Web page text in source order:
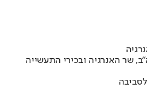
שר האנרגיה ובכירי התעשייה